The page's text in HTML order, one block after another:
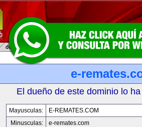
e-
El dueño de este dominio lo
Mayusculas:
E-REMATES.COM
Minusculas:
e-remates.com